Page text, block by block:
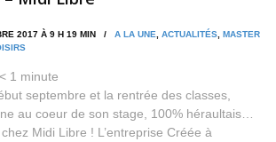
2017 À 9 H 19 MIN / A LA UNE ACTUALITÉS MASTER
< 1 minute
septembre et la rentrée des classes,
au coeur de son stage, 100% héraultais…
Midi Libre ! L’entreprise Créée à